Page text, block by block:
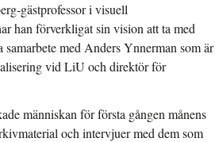
gästprofessor i visuell
han förverkligat sin vision att ta med
med Anders Ynnerman som är
vid LiU och direktör för
människan för första gången månens
och intervjuer med dem som